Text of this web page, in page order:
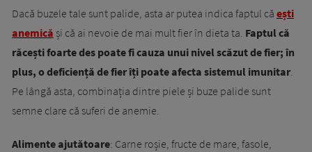
Dacă buzele tale sunt palide, asta ar putea indica faptul că ești
anemică și că ai nevoie de mai mult fier în dieta ta. Faptul că
răcești foarte des poate fi cauza unui nivel scăzut de fier; în
plus, o deficiență de fier îți poate afecta sistemul imunitar.
Pe lângă asta, combinația dintre piele și buze palide sunt
semne clare că suferi de anemie.
Alimente ajutătoare: Carne roșie, fructe de mare, fasole,